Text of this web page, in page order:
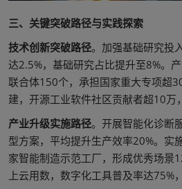
三、关键突破路径与实践探索
技术创新突破路径。加强基础研究投
达2.5%，基础研究占比提升至8%。
联合体150个，承担国家重大专项超
建，开源工业软件社区贡献者超10万
产业升级实施路径。开展智能化诊断
型方案，平均提升生产效率20%。实
家智能制造示范工厂，形成优秀场景
上云用数，数字化工具普及率达75%